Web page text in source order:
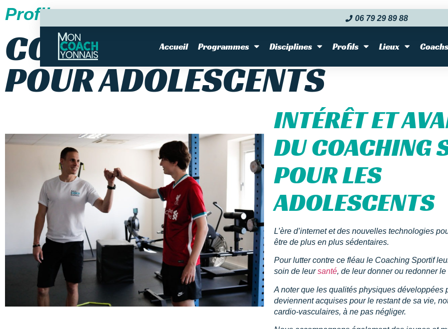
06 79 29 89 88‬
Accueil Programmes Disciplines Profils Lieux Coachs
Profils
COACHING SPORTIF
POUR ADOLESCENTS
INTÉRÊT ET
DU COACHING
POUR LES
ADOLESCENTS
L’ère d’internet et des nouvelles technologies
être de plus en plus sédentaires.
Pour lutter contre ce fléau le Coaching Sportif
soin de leursanté, de leur donner ou redonner le
A noter que les qualités physiques développées
deviennent acquises pour le restant de sa vie,
cardio-vasculaires, à ne pas négliger.